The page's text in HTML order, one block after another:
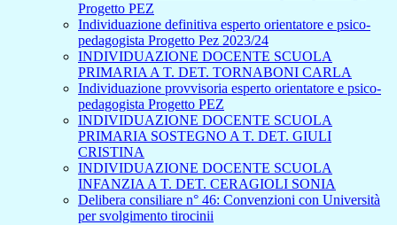
Progetto PEZ
Individuazione definitiva esperto orientatore e psico-
pedagogista Progetto Pez 2023/24
INDIVIDUAZIONE DOCENTE SCUOLA
PRIMARIA A T. DET. TORNABONI CARLA
Individuazione provvisoria esperto orientatore e psico-
pedagogista Progetto PEZ
INDIVIDUAZIONE DOCENTE SCUOLA
PRIMARIA SOSTEGNO A T. DET. GIULI
CRISTINA
INDIVIDUAZIONE DOCENTE SCUOLA
INFANZIA A T. DET. CERAGIOLI SONIA
Delibera consiliare n° 46: Convenzioni con Università
per svolgimento tirocinii